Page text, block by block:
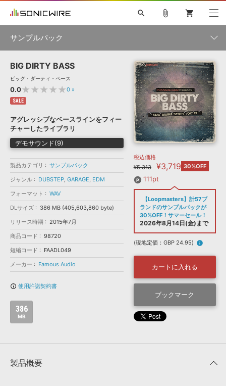
ソフト音源 »
プラグイン・エフェクト »
サンプルパック »
ソフトウェア／ツール »
DAW »
効果音 »
BGM »
特集 »
ニュースレター »
SONICWIREブログ »
製品サポート情報 »
DTMガイド »
FAQ »
お問い合わせ »
音楽カード
楽曲配信流通 サービス
無償のサウンド管理ソフト
次世代型 ボーカル・エディタ
APS
search
初音ミク NT 鏡音リン・レン V4X 巡音ルカ V4X
MEIKO V3
KAITO V3
VOCALOID TOONTRACK
SPITFIRE AUDIO
VIENNA
EZ DRUMMER 3
ライセンスフリーBGM
ボーカル抜き出し
DUBSTEP
ELECTRONICA
EDM TRANCE MUTANT
ROUTER.FM
ソフト音源 プラグイン・エフェクト
ソフトウェア／ツール 効果音
attach_file shopping_cart
サンプルパック
製品一覧
メーカー
フォーマット
ランキング
BIG DIRTY BASS
ビッグ・ダーティ・ベース
0.0★★★★★0 »
SALE
アグレッシブなベースラインをフィー
チャーしたライブラリ
デモサウンド(9)
製品カテゴリ
サンプルパック
ジャンル
DUBSTEP, GARAGE, EDM
フォーマット
WAV
DLサイズ
386 MB (405,603,860 byte)
リリース時期
2015年7月
商品コード
98720
短縮コード
FAADL049
メーカー
Famous Audio
info_outline 使用許諾契約書
386
MB
税込価格
¥5,313
¥3,719 30%OFF
111pt
【Loopmasters】計57ブ
ランドのサンプルパックが
30%OFF！サマーセール！
2026年8月14日(金)まで
(現地定価：GBP 24.95) info
カートに入れる
ブックマーク
製品概要